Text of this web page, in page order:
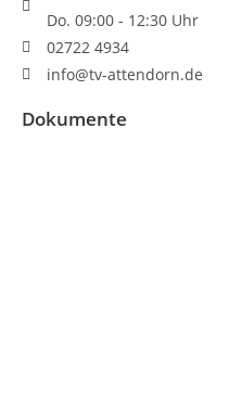
Do. 09:00 - 12:30 Uhr
02722 4934
info@tv-attendorn.de
Dokumente